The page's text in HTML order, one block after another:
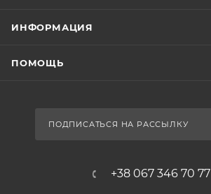
ИНФОРМАЦИЯ
ПОМОЩЬ
ПОДПИСАТЬСЯ НА РАССЫЛКУ
+38 067 346 70 77